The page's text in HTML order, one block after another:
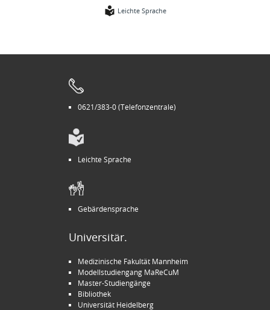
Leichte Sprache
0621/383-0 (Telefonzentrale)
Leichte Sprache
Gebärdensprache
Universitär.
Medizinische Fakultät Mannheim
Modellstudiengang MaReCuM
Master-Studiengänge
Bibliothek
Universität Heidelberg